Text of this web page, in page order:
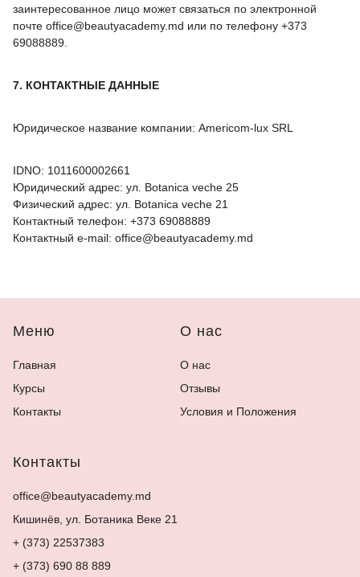
заинтересованное лицо может связаться по электронной
почте office@beautyacademy.md или по телефону +373
69088889.
7. КОНТАКТНЫЕ ДАННЫЕ
Юридическое название компании: Americom-lux SRL
IDNO: 1011600002661
Юридический адрес: ул. Botanica veche 25
Физический адрес: ул. Botanica veche 21
Контактный телефон: +373 69088889
Контактный e-mail: office@beautyacademy.md
Меню
Главная
Курсы
Контакты
О нас
О нас
Отзывы
Условия и Положения
Контакты
office@beautyacademy.md
Кишинёв, ул. Ботаника Веке 21
+ (373) 22537383
+ (373) 690 88 889